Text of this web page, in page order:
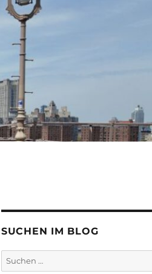
SUCHEN IM BLOG
Suchen
nach: